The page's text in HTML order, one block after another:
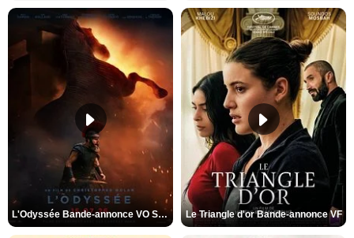
L'Odyssée Bande-annonce VO STFR Le Triangle d'or Bande-annonce VF